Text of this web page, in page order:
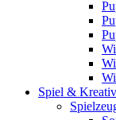
Spiel &